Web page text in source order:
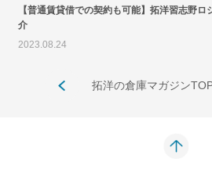
【普通賃貸借での契約も可能】拓洋習志野
介
2023.08.24
拓洋の倉庫マガジン